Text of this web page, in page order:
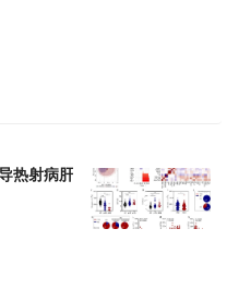
热射病肝损伤